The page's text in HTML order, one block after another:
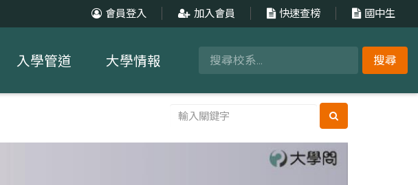
會員登入 加入會員 快速查榜 國中生
搜尋
入學管道 大學情報